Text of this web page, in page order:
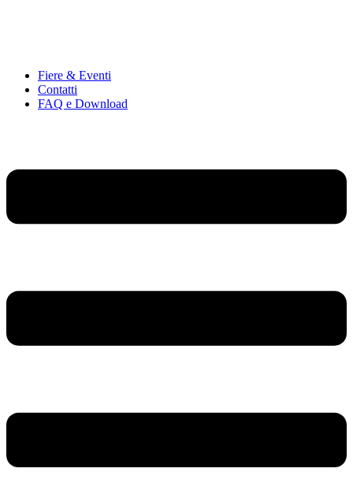
Fiere & Eventi
Contatti
FAQ e Download